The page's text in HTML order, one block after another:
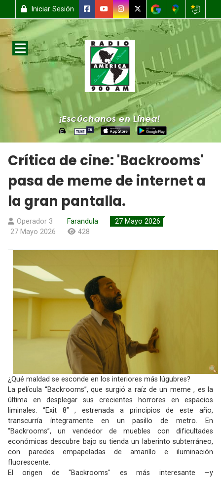
Iniciar Sesión
Crítica de cine: 'Backrooms'
pasa de meme de internet a
la gran pantalla.
Operador 3 Farandula
27 Mayo 2026
27 Mayo 2026
428
¿Qué maldad se esconde en los interiores más lúgubres?
La película “Backrooms”, que surgió a raíz de un meme , es la
última en desplegar sus crecientes horrores en espacios
liminales. “Exit 8” , estrenada a principios de este año,
transcurría íntegramente en un pasillo de metro. En
“Backrooms”, un vendedor de muebles con dificultades
económicas descubre bajo su tienda un laberinto subterráneo,
con paredes empapeladas de amarillo e iluminación
fluorescente.
El origen de "Backrooms" es más interesante —y